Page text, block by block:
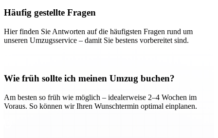
Häufig gestellte Fragen
Hier finden Sie Antworten auf die häufigsten Fragen rund um
unseren Umzugsservice – damit Sie bestens vorbereitet sind.
Wie früh sollte ich meinen Umzug buchen?
Am besten so früh wie möglich – idealerweise 2–4 Wochen im
Voraus. So können wir Ihren Wunschtermin optimal einplanen.